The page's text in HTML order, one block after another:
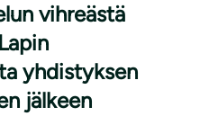
vihreästä
yhdistyksen
jälkeen